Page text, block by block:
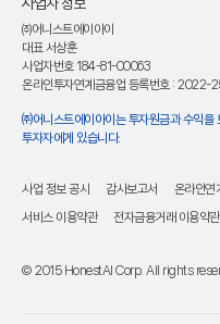
㈜어니스트에이아이
대표 서상훈
사업자번호 184-81-00063
온라인투자연계금융업 등록번호 : 2022-
㈜어니스트에이아이는 투자원금과 수익
투자자에게 있습니다.
사업 정보 공시 감사보고서 온라인연
서비스 이용약관
전자금융거래 이용약관
© 2015 HonestAI Corp. All rights